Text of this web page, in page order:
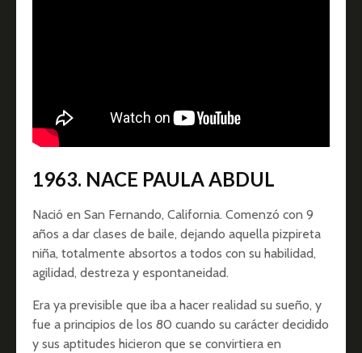
1963. NACE PAULA ABDUL
Nació en San Fernando, California. Comenzó con 9
años a dar clases de baile, dejando aquella pizpireta
niña, totalmente absortos a todos con su habilidad,
agilidad, destreza y espontaneidad.
Era ya previsible que iba a hacer realidad su sueño, y
fue a principios de los 80 cuando su carácter decidido
y sus aptitudes hicieron que se convirtiera en